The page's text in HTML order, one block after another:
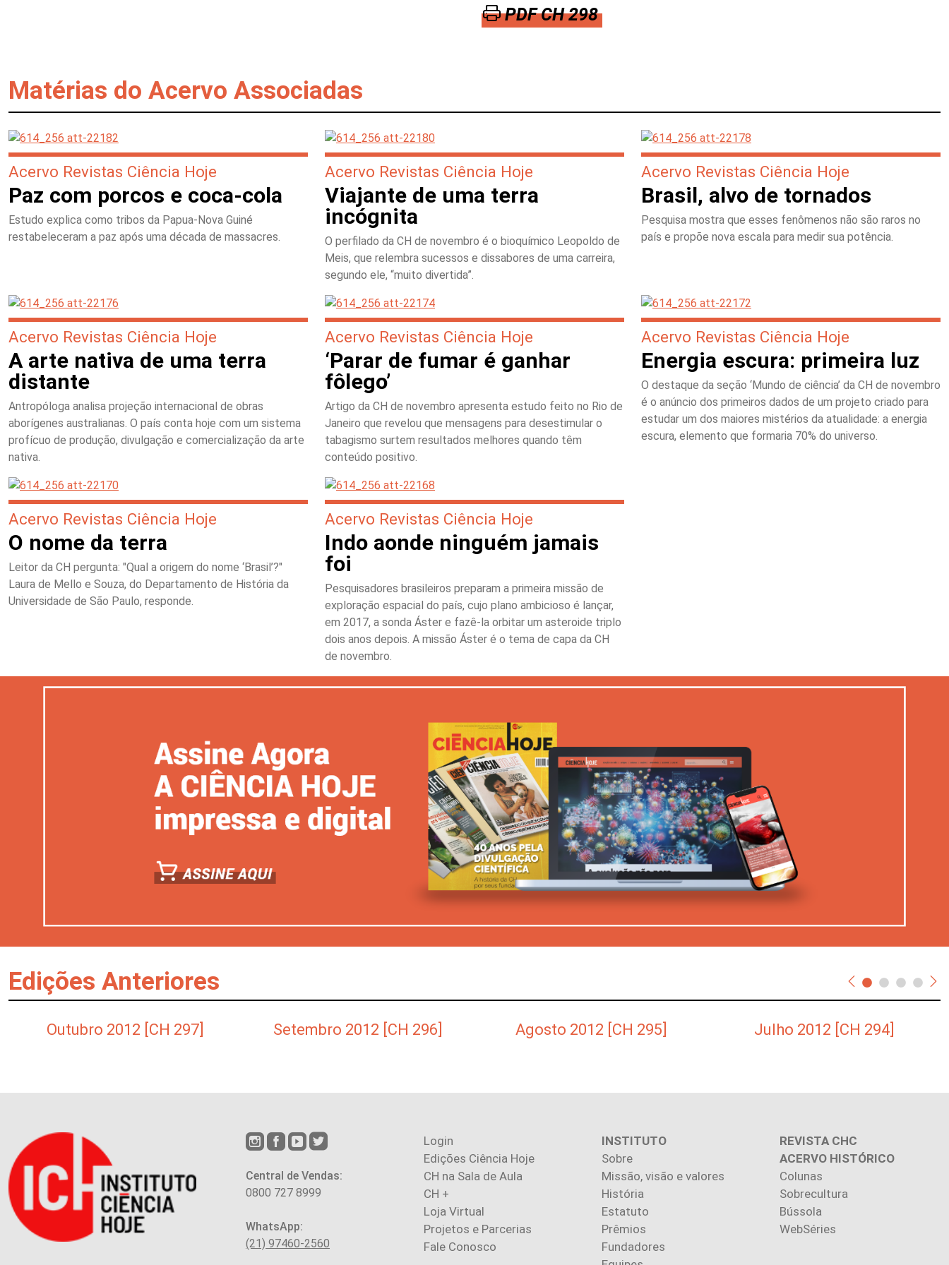
PDF CH 298
Matérias do Acervo Associadas
Acervo Revistas Ciência Hoje
Paz com porcos e coca-cola
Estudo explica como tribos da Papua-Nova Guiné
restabeleceram a paz após uma década de massacres.
Acervo Revistas Ciência Hoje
Viajante de uma terra
incógnita
O perfilado da CH de novembro é o bioquímico Leopoldo de
Meis, que relembra sucessos e dissabores de uma carreira,
segundo ele, “muito divertida”.
Acervo Revistas Ciência Hoje
Brasil, alvo de tornados
Pesquisa mostra que esses fenômenos não são raros no
país e propõe nova escala para medir sua potência.
Acervo Revistas Ciência Hoje
A arte nativa de uma terra
distante
Antropóloga analisa projeção internacional de obras
aborígenes australianas. O país conta hoje com um sistema
profícuo de produção, divulgação e comercialização da arte
nativa.
Acervo Revistas Ciência Hoje
‘Parar de fumar é ganhar
fôlego’
Artigo da CH de novembro apresenta estudo feito no Rio de
Janeiro que revelou que mensagens para desestimular o
tabagismo surtem resultados melhores quando têm
conteúdo positivo.
Acervo Revistas Ciência Hoje
Energia escura: primeira luz
O destaque da seção ‘Mundo de ciência’ da CH de novembro
é o anúncio dos primeiros dados de um projeto criado para
estudar um dos maiores mistérios da atualidade: a energia
escura, elemento que formaria 70% do universo.
Acervo Revistas Ciência Hoje
O nome da terra
Leitor da CH pergunta: "Qual a origem do nome ‘Brasil’?"
Laura de Mello e Souza, do Departamento de História da
Universidade de São Paulo, responde.
Acervo Revistas Ciência Hoje
Indo aonde ninguém jamais
foi
Pesquisadores brasileiros preparam a primeira missão de
exploração espacial do país, cujo plano ambicioso é lançar,
em 2017, a sonda Áster e fazê-la orbitar um asteroide triplo
dois anos depois. A missão Áster é o tema de capa da CH
de novembro.
Edições Anteriores
Outubro 2012 [CH 297] Setembro 2012 [CH 296] Agosto 2012 [CH 295] Julho 2012 [CH 294]
Central de Vendas:
0800 727 8999
WhatsApp:
(21) 97460-2560
Login
Edições Ciência Hoje
CH na Sala de Aula
CH +
Loja Virtual
Projetos e Parcerias
Fale Conosco
INSTITUTO
Sobre
Missão, visão e valores
História
Estatuto
Prêmios
Fundadores
REVISTA CHC
ACERVO HISTÓRICO
Colunas
Sobrecultura
Bússola
WebSéries